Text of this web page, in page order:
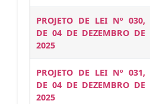
PROJETO DE LEI Nº 030,
DE 04 DE DEZEMBRO DE
2025
PROJETO DE LEI Nº 031,
DE 04 DE DEZEMBRO DE
2025